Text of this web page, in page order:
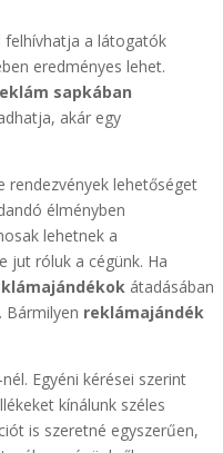
felhívhatja a látogatók
eredményes lehet.
sapkában
akár egy
rendezvények lehetőséget
élményben
lehetnek a
jut róluk a cégünk. Ha
átadásában
Bármilyen reklámajándék
Egyéni kérései szerint
kínálunk széles
is szeretné egyszerűen,